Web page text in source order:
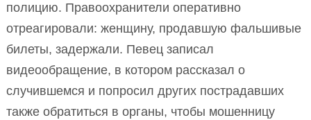
полицию. Правоохранители оперативно
отреагировали: женщину, продавшую фальшивые
билеты, задержали. Певец записал
видеообращение, в котором рассказал о
случившемся и попросил других пострадавших
также обратиться в органы, чтобы мошенницу